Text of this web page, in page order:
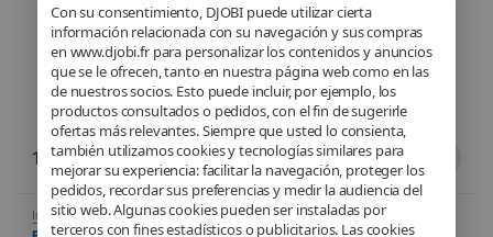
Con su consentimiento, DJOBI puede utilizar cierta
información relacionada con su navegación y sus compras
en www.djobi.fr para personalizar los contenidos y anuncios
que se le ofrecen, tanto en nuestra página web como en las
de nuestros socios. Esto puede incluir, por ejemplo, los
productos consultados o pedidos, con el fin de sugerirle
ofertas más relevantes. Siempre que usted lo consienta,
también utilizamos cookies y tecnologías similares para
mejorar su experiencia: facilitar la navegación, proteger los
pedidos, recordar sus preferencias y medir la audiencia del
sitio web. Algunas cookies pueden ser instaladas por
terceros con fines estadísticos o publicitarios. Las cookies
166,70€ 34,90€
Informática,Microphones,
Dispositivos periféricos,
Informática,Microphones
Dispositivos periféricos